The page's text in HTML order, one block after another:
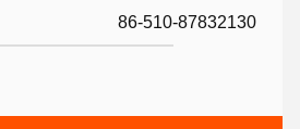
86-510-87832130